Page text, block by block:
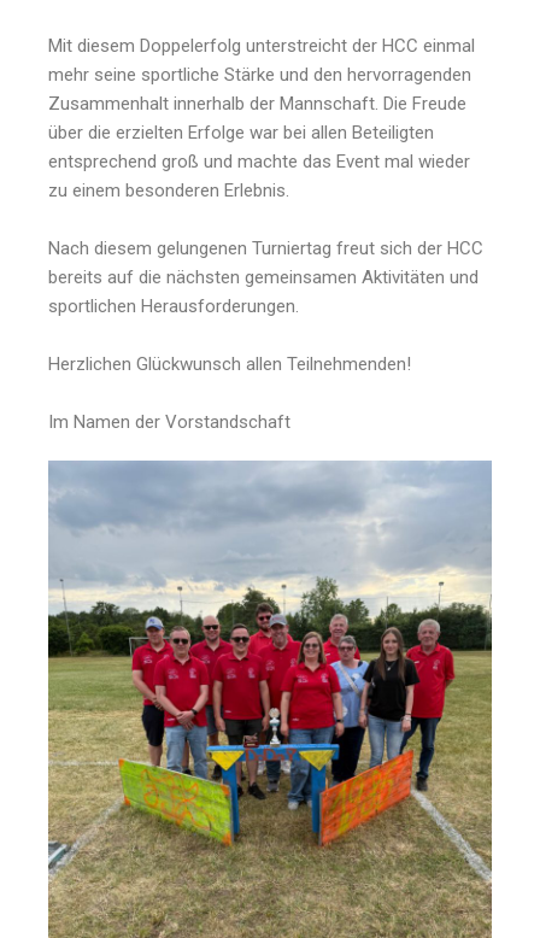
Mit diesem Doppelerfolg unterstreicht der HCC einmal
mehr seine sportliche Stärke und den hervorragenden
Zusammenhalt innerhalb der Mannschaft. Die Freude
über die erzielten Erfolge war bei allen Beteiligten
entsprechend groß und machte das Event mal wieder
zu einem besonderen Erlebnis.
Nach diesem gelungenen Turniertag freut sich der HCC
bereits auf die nächsten gemeinsamen Aktivitäten und
sportlichen Herausforderungen.
Herzlichen Glückwunsch allen Teilnehmenden!
Im Namen der Vorstandschaft